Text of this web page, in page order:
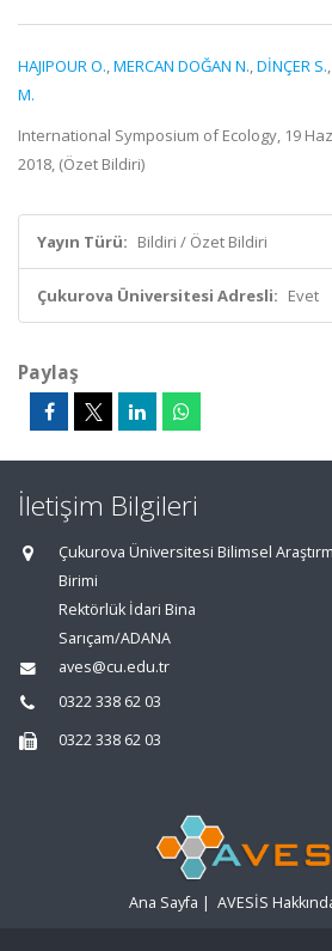
HAJIPOUR O.,MERCAN DOĞAN N.,DİNÇER S.,
M.
International Symposium of Ecology, 19
2018, (Özet Bildiri)
Yayın Türü: Bildiri / Özet Bildiri
Çukurova Üniversitesi Adresli: Evet
Paylaş
İletişim Bilgileri
Çukurova Üniversitesi Bilimsel
Birimi
Rektörlük İdari Bina
Sarıçam/ADANA
aves@cu.edu.tr
0322 338 62 03
0322 338 62 03
Ana Sayfa | AVESİS